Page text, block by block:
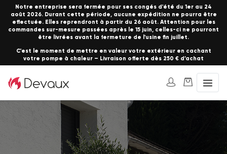
Notre entreprise sera fermée pour ses congés d'été du 1er au 24
août 2026. Durant cette période, aucune expédition ne pourra être
effectuée. Elles reprendront à partir du 26 août. Attention pour les
commandes sur-mesure passées après le 15 juin, celles-ci ne pourront
être livrées avant la fermeture de l'usine fin juillet.
C'est le moment de mettre en valeur votre extérieur en cachant
votre pompe à chaleur – Livraison offerte dès 250 € d’achat